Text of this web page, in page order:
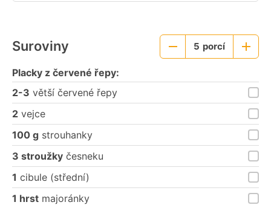
Suroviny
Menší5 porcí
Větší
Placky z červené řepy:
2-3 větší červené řepy
2 vejce
100 g strouhanky
3 stroužky česneku
1 cibule (střední)
1 hrst majoránky